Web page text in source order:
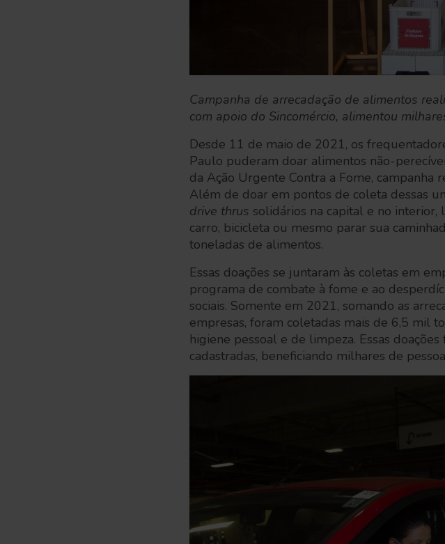
Campanha de arrecadação de alimentos
com apoio do Sincomércio, alimentou
Desde 11 de maio de 2021, os
Paulo puderam doar alimentos não-
da Ação Urgente Contra a Fome, campanha
Além de doar em pontos de coleta dessas
drive thrus solidários na capital e no interior,
carro, bicicleta ou mesmo parar sua
toneladas de alimentos.
Essas doações se juntaram às coletas em
programa de combate à fome e ao
sociais. Somente em 2021, somando as
empresas, foram coletadas mais de 6,5 mil
higiene pessoal e de limpeza. Essas
cadastradas, beneficiando milhares de